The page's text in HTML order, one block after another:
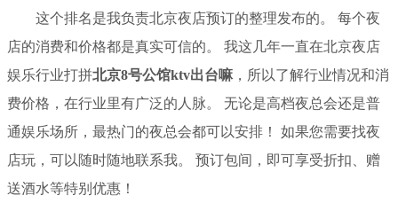
这个排名是我负责北京夜店预订的整理发布的。 每个夜
店的消费和价格都是真实可信的。 我这几年一直在北京夜店
娱乐行业打拼北京8号公馆ktv出台嘛，所以了解行业情况和消
费价格，在行业里有广泛的人脉。 无论是高档夜总会还是普
通娱乐场所，最热门的夜总会都可以安排！ 如果您需要找夜
店玩，可以随时随地联系我。 预订包间，即可享受折扣、赠
送酒水等特别优惠！